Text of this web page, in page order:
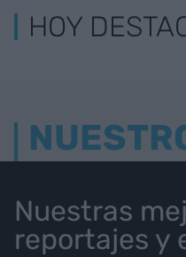
HOY
Nuestras
reportajes y